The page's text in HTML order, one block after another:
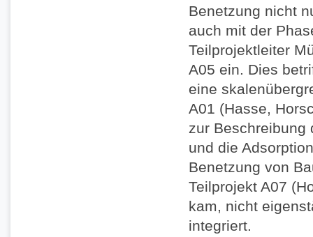
Benetzung nicht
auch mit der
Teilprojektleiter
A05 ein. Dies
eine
A01 (Hasse,
zur Beschreibung
und die
Benetzung von
Teilprojekt A07
kam, nicht
integriert.